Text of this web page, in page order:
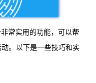
常实用的功能，可以帮
。以下是一些技巧和实